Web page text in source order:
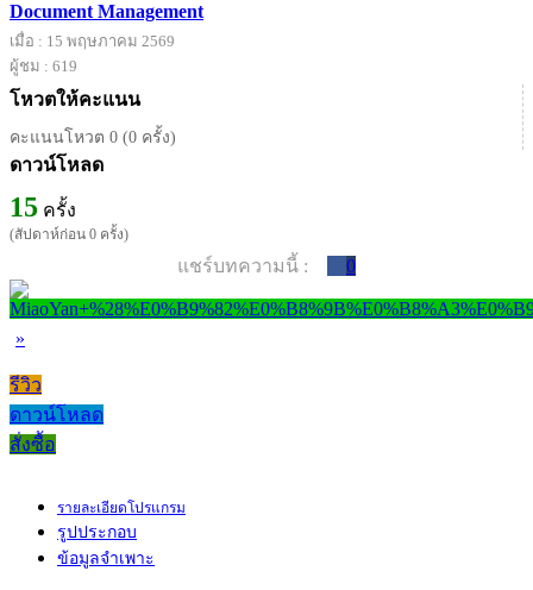
Document Management
เมื่อ : 15 พฤษภาคม 2569
ผู้ชม : 619
โหวตให้คะแนน
คะแนนโหวต 0 (0 ครั้ง)
ดาวน์โหลด
15 ครั้ง
(สัปดาห์ก่อน 0 ครั้ง)
แชร์บทความนี้ : 0
»
รีวิว
ดาวน์โหลด
สั่งซื้อ
รายละเอียดโปรแกรม
รูปประกอบ
ข้อมูลจำเพาะ